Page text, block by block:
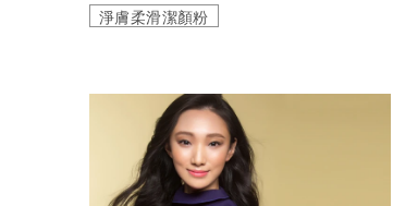
淨膚柔滑潔顏粉